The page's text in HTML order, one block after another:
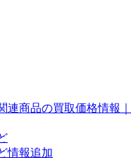
商品の買取価格情報
情報追加